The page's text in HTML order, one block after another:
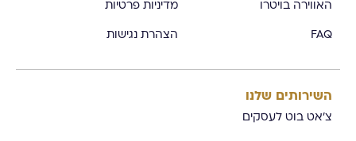
האווירה בויטרו
FAQ
מדיניות פרטיות
הצהרת נגישות
השירותים שלנו
צ'אט בוט לעסקים